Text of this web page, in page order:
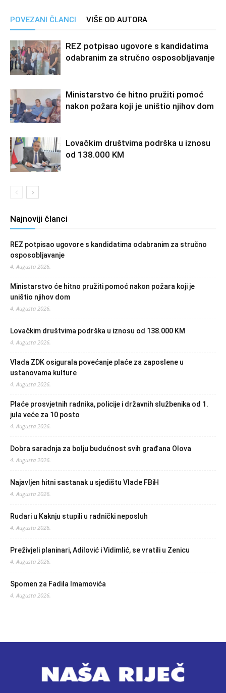
POVEZANI ČLANCI VIŠE OD AUTORA
REZ potpisao ugovore s kandidatima
odabranim za stručno osposobljavanje
Ministarstvo će hitno pružiti pomoć
nakon požara koji je uništio njihov dom
Lovačkim društvima podrška u iznosu
od 138.000 KM
Najnoviji članci
REZ potpisao ugovore s kandidatima odabranim za stručno
osposobljavanje
4. Augusta 2026.
Ministarstvo će hitno pružiti pomoć nakon požara koji je
uništio njihov dom
4. Augusta 2026.
Lovačkim društvima podrška u iznosu od 138.000 KM
4. Augusta 2026.
Vlada ZDK osigurala povećanje plaće za zaposlene u
ustanovama kulture
4. Augusta 2026.
Plaće prosvjetnih radnika, policije i državnih službenika od 1.
jula veće za 10 posto
4. Augusta 2026.
Dobra saradnja za bolju budućnost svih građana Olova
4. Augusta 2026.
Najavljen hitni sastanak u sjedištu Vlade FBiH
4. Augusta 2026.
Rudari u Kaknju stupili u radnički neposluh
4. Augusta 2026.
Preživjeli planinari, Adilović i Vidimlić, se vratili u Zenicu
4. Augusta 2026.
Spomen za Fadila Imamovića
4. Augusta 2026.